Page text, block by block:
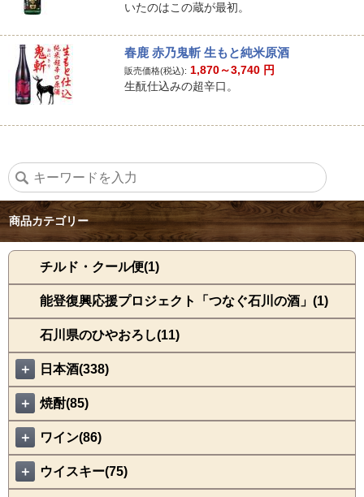
いたのはこの蔵が最初。
春鹿 赤乃鬼斬 生もと純米原酒
販売価格(税込): 1,870～3,740 円
生酛仕込みの超辛口。
商品カテゴリー
チルド・クール便(1)
能登復興応援プロジェクト「つなぐ石川の酒」(1)
石川県のひやおろし(11)
＋ 日本酒(338)
＋ 焼酎(85)
＋ ワイン(86)
＋ ウイスキー(75)